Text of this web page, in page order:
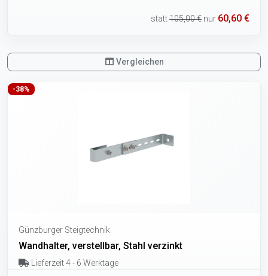
statt105,00 € nur 60,60 €
Vergleichen
-38%
Günzburger Steigtechnik
Wandhalter, verstellbar, Stahl verzinkt
Lieferzeit 4 - 6 Werktage